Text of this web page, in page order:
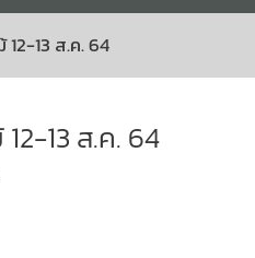
13 ส.ค. 64
13 ส.ค. 64